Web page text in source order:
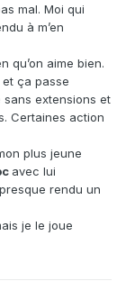
mal. Moi qui
à m’en
qu’on aime bien.
ça passe
sans extensions et
Certaines action
plus jeune
avec lui
rendu un
je le joue